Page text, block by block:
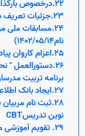
Open
22.درخصوص بارگذاری 204 استاندارد.
23.جزئیات تعریف دوره در طرح تابستانه مهارت
24.مسابقات
نام1402/05/14)
25.اعزام کاروان پیاده روی اربعین1402
26.دستورالعمل
برنامه تربیت
27.ایجاد بانک اطلاعاتی پژوهشی
28.ثبت نام
نوین تدریسCBT
29. تقویم آموزشی مرکز ملی تربیت مربی